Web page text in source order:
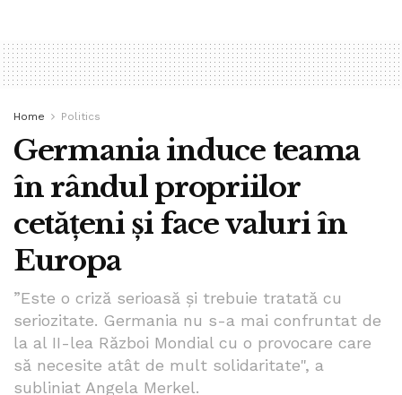
Home Politics
Germania induce teama
în rândul propriilor
cetățeni și face valuri în
Europa
”Este o criză serioasă şi trebuie tratată cu
seriozitate. Germania nu s-a mai confruntat de
la al II-lea Război Mondial cu o provocare care
să necesite atât de mult solidaritate", a
subliniat Angela Merkel.